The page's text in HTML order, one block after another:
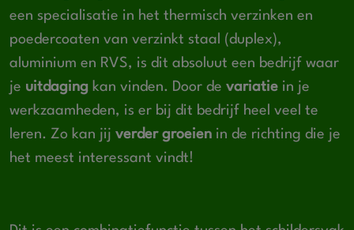
een specialisatie in het thermisch verzinken en
poedercoaten van verzinkt staal (duplex),
aluminium en RVS, is dit absoluut een bedrijf waar
je uitdaging kan vinden. Door de variatie in je
werkzaamheden, is er bij dit bedrijf heel veel te
leren. Zo kan jij verder groeien in de richting die je
het meest interessant vindt!